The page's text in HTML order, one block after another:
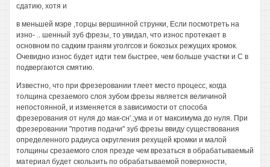
сдатию, хотя и
в меньшей мэре ,торцы вершинной струнки, Если посмотреть на
изно- .. шенный зуб фрезы, то увидал, что износ протекает в
основном по садким граням уголгсов и бокозых режущих кромок.
Очевидно износ будет идти тем быстрее, чем больше участки и С в
подвергаются смятию.
Известно, что при фрезеровании тлеет место процесс, когда
толщина срезаемого слоя зубом фрезы является величиной
непостоянной, и изменяется в зависимости от способа
фрезерования от нуля до мак-сн'.;ума и от максимума до нуля. При
фрезеровании "против подачи" зуб фрезы ввиду существования
определенного радиуса округления рехущей кромки и малой
толщины срезаемого слоя презде чем врезаться в обрабатываемый
материал будет скользить по обрабатываемой поверхности,